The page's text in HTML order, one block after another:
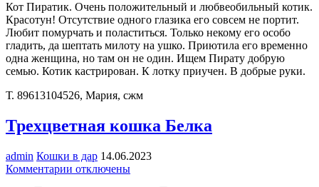
Кот Пиратик. Очень положительный и любвеобильный котик.
Красотун! Отсутствие одного глазика его совсем не портит.
Любит помурчать и поластиться. Только некому его особо
гладить, да шептать милоту на ушко. Приютила его временно
одна женщина, но там он не один. Ищем Пирату добрую
семью. Котик кастрирован. К лотку приучен. В добрые руки.
Т. 89613104526, Мария, сжм
Трехцветная кошка Белка
admin Кошки в дар 14.06.2023
Комментарии котключены